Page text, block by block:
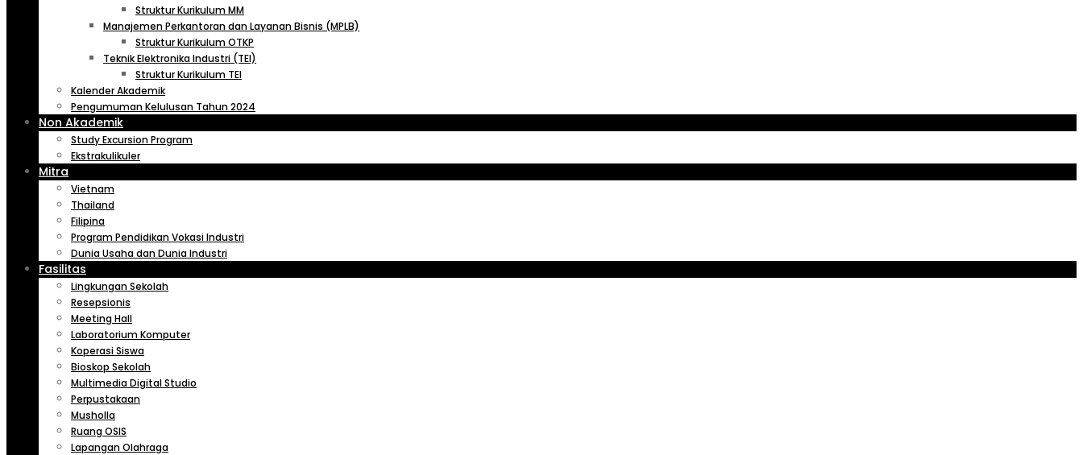
Struktur Kurikulum MM
Manajemen Perkantoran dan Layanan Bisnis (MPLB)
Struktur Kurikulum OTKP
Teknik Elektronika Industri (TEI)
Struktur Kurikulum TEI
Kalender Akademik
Pengumuman Kelulusan Tahun 2024
Non Akademik
Study Excursion Program
Ekstrakulikuler
Mitra
Vietnam
Thailand
Filipina
Program Pendidikan Vokasi Industri
Dunia Usaha dan Dunia Industri
Fasilitas
Lingkungan Sekolah
Resepsionis
Meeting Hall
Laboratorium Komputer
Koperasi Siswa
Bioskop Sekolah
Multimedia Digital Studio
Perpustakaan
Musholla
Ruang OSIS
Lapangan Olahraga